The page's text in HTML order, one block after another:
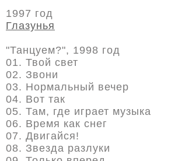
1997 год
Глазунья
"Танцуем?", 1998 год
01. Твой свет
02. Звони
03. Нормальный вечер
04. Вот так
05. Там, где играет музыка
06. Время как снег
07. Двигайся!
08. Звезда разлуки